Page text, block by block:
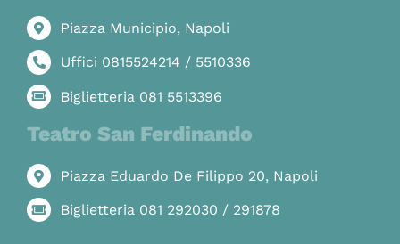
Piazza Municipio, Napoli
Uffici 0815524214 / 5510336
Biglietteria 081 5513396
Teatro San Ferdinando
Piazza Eduardo De Filippo 20, Napoli
Biglietteria 081 292030 / 291878